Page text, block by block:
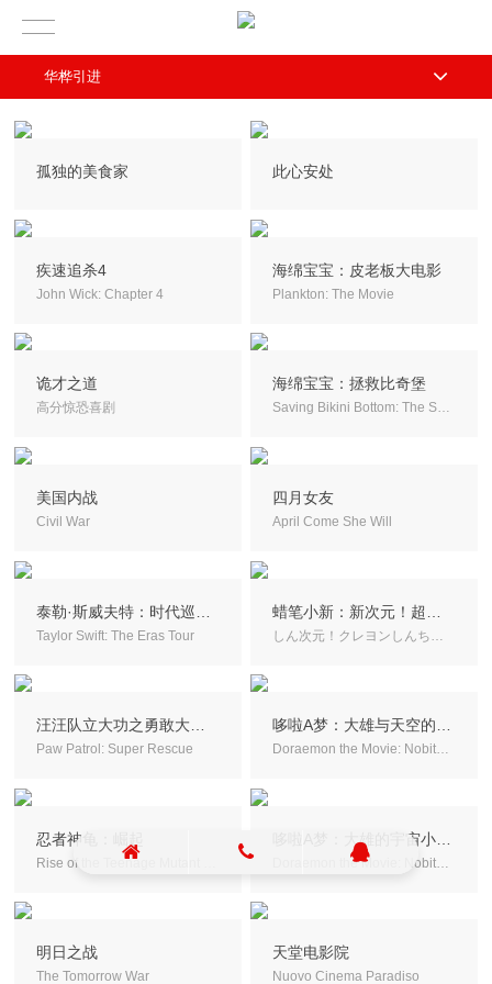
孤独的美食家 此心安处
疾速追杀4
John Wick: Chapter 4
海绵宝宝：皮老板大电影
Plankton: The Movie
诡才之道
高分惊恐喜剧
海绵宝宝：拯救比奇堡
Saving Bikini Bottom: The Sandy Cheeks Movie
美国内战
Civil War
四月女友
April Come She Will
Taylor Swift: The Eras Tour
汪汪队立大功之勇敢大营救
Paw Patrol: Super Rescue
哆啦A梦：大雄与天空的理想乡
Doraemon the Movie: Nobita's Sky Utopia
忍者神龟：崛起
Doraemon the Movie: Nobita's Little Star Wars 2021
明日之战
The Tomorrow War
天堂电影院
Nuovo Cinema Paradiso
华桦引进